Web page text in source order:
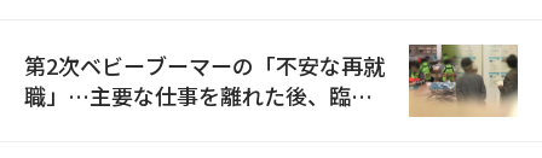
第2次ベビーブーマーの「不安な再就
職」…主要な仕事を離れた後、臨時